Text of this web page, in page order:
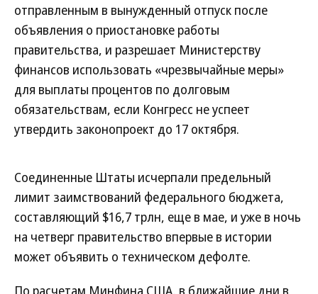
отправленным в вынужденный отпуск после
объявления о приостановке работы
правительства, и разрешает Министерству
финансов использовать «чрезвычайные меры»
для выплаты процентов по долговым
обязательствам, если Конгресс не успеет
утвердить законопроект до 17 октября.
Соединенные Штаты исчерпали предельный
лимит заимствований федерального бюджета,
составляющий $16,7 трлн, еще в мае, и уже в ночь
на четверг правительство впервые в истории
может объявить о техническом дефолте.